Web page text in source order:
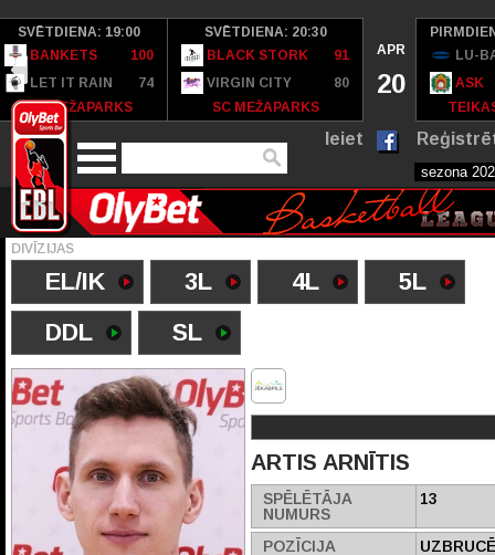
SVĒTDIENA: 19:00
BANKETS
100
LET IT RAIN
74
SC MEŽAPARKS
SVĒTDIENA: 20:30
BLACK STORK
91
VIRGIN CITY
80
SC MEŽAPARKS
APR
20
LU-
ASK
Ieiet
DIVĪZIJAS
EL/IK 3L 4L
5L
DDL
SL
ARTIS ARNĪTIS
SPĒLĒTĀJA
NUMURS
13
POZĪCIJA